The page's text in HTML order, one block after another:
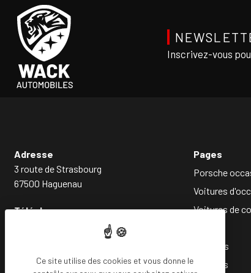
Ce site utilise des cookies et vous donne le
Inscrivez-vous
Adresse
3 route de Strasbourg
67500 Haguenau
Téléphone
Pages
Porsche
Voitures
Voitures de
Services
Conseils